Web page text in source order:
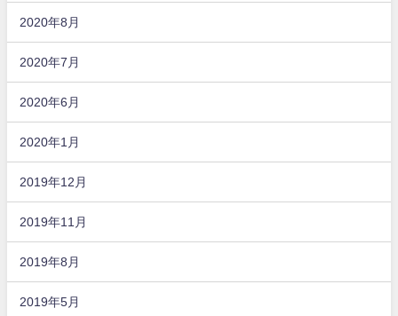
2020年8月
2020年7月
2020年6月
2020年1月
2019年12月
2019年11月
2019年8月
2019年5月